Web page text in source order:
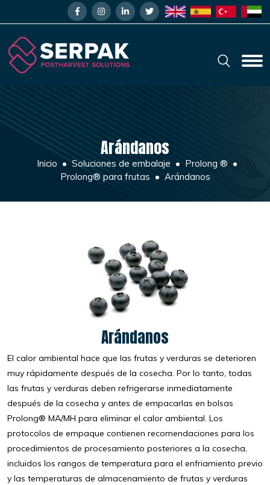
Arándanos
Inicio Soluciones de embalaje
Prolong ®
Prolong® para frutas
Arándanos
Arándanos
El calor ambiental hace que las frutas y verduras se deterioren
muy rápidamente después de la cosecha. Por lo tanto, todas
las frutas y verduras deben refrigerarse inmediatamente
después de la cosecha y antes de empacarlas en bolsas
Prolong® MA/MH para eliminar el calor ambiental. Los
protocolos de empaque contienen recomendaciones para los
procedimientos de procesamiento posteriores a la cosecha,
incluidos los rangos de temperatura para el enfriamiento previo
y las temperaturas de almacenamiento de frutas y verduras